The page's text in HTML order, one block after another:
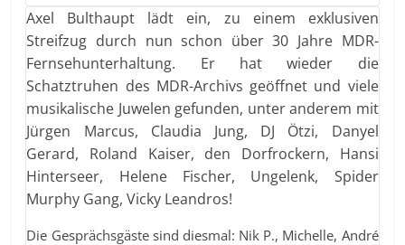
Axel Bulthaupt lädt ein, zu einem exklusiven
Streifzug durch nun schon über 30 Jahre MDR-
Fernsehunterhaltung. Er hat wieder die
Schatztruhen des MDR-Archivs geöffnet und viele
musikalische Juwelen gefunden, unter anderem mit
Jürgen Marcus, Claudia Jung, DJ Ötzi, Danyel
Gerard, Roland Kaiser, den Dorfrockern, Hansi
Hinterseer, Helene Fischer, Ungelenk, Spider
Murphy Gang, Vicky Leandros!
Die Gesprächsgäste sind diesmal: Nik P., Michelle, André